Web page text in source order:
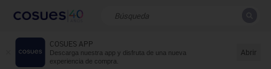
COSUES APP
Descarga nuestra app y disfruta de una nueva
experiencia de compra.
Abrir
Resultados de la búsqueda